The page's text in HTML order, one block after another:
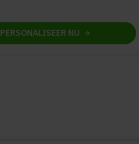
PERSONALISEER NU